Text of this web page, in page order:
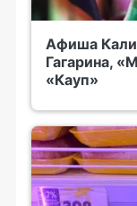
Афиша
Гагарина,
«Кауп»